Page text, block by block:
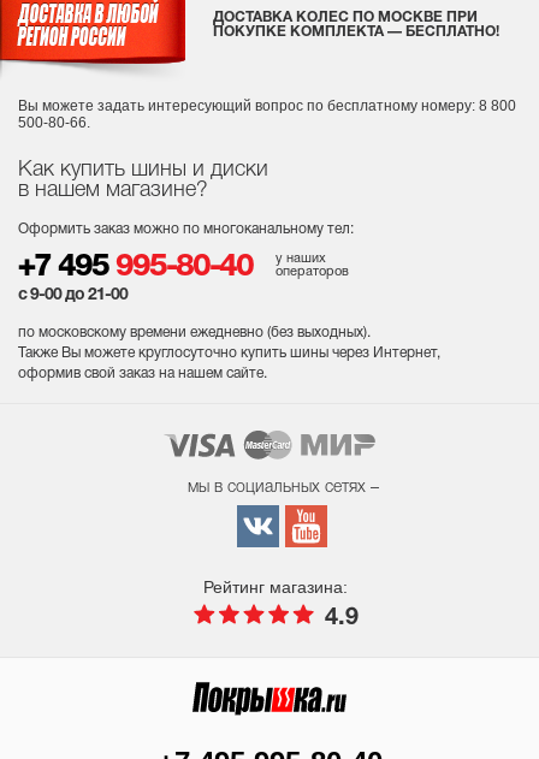
Как купить шины и диски
в нашем магазине?
Оформить заказ можно по многоканальному тел:
+7 495 995-80-40
у наших
операторов
с 9-00 до 21-00
по московскому времени ежедневно (без выходных).
Также Вы можете круглосуточно купить шины через Интернет,
оформив свой заказ на нашем сайте.
ДОСТАВКА КОЛЕС ПО МОСКВЕ ПРИ
ПОКУПКЕ КОМПЛЕКТА — БЕСПЛАТНО!
Вы можете задать интересующий вопрос по бесплатному номеру: 8 800
500-80-66.
мы в социальных сетях –
Рейтинг магазина:
4.9